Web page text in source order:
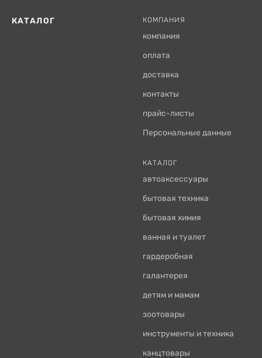
КАТАЛОГ КОМПАНИЯ
компания
оплата
доставка
контакты
прайс-листы
Персональные данные
КАТАЛОГ
автоаксессуары
бытовая техника
бытовая химия
ванная и туалет
гардеробная
галантерея
детям и мамам
зоотовары
инструменты и техника
канцтовары